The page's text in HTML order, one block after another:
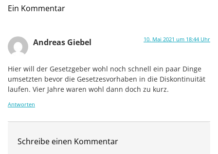
Ein Kommentar
Andreas Giebel 10. Mai 2021 um 18:44 Uhr
Hier will der Gesetzgeber wohl noch schnell ein paar Dinge
umsetzten bevor die Gesetzesvorhaben in die Diskontinuität
laufen. Vier Jahre waren wohl dann doch zu kurz.
Antworten
Schreibe einen Kommentar